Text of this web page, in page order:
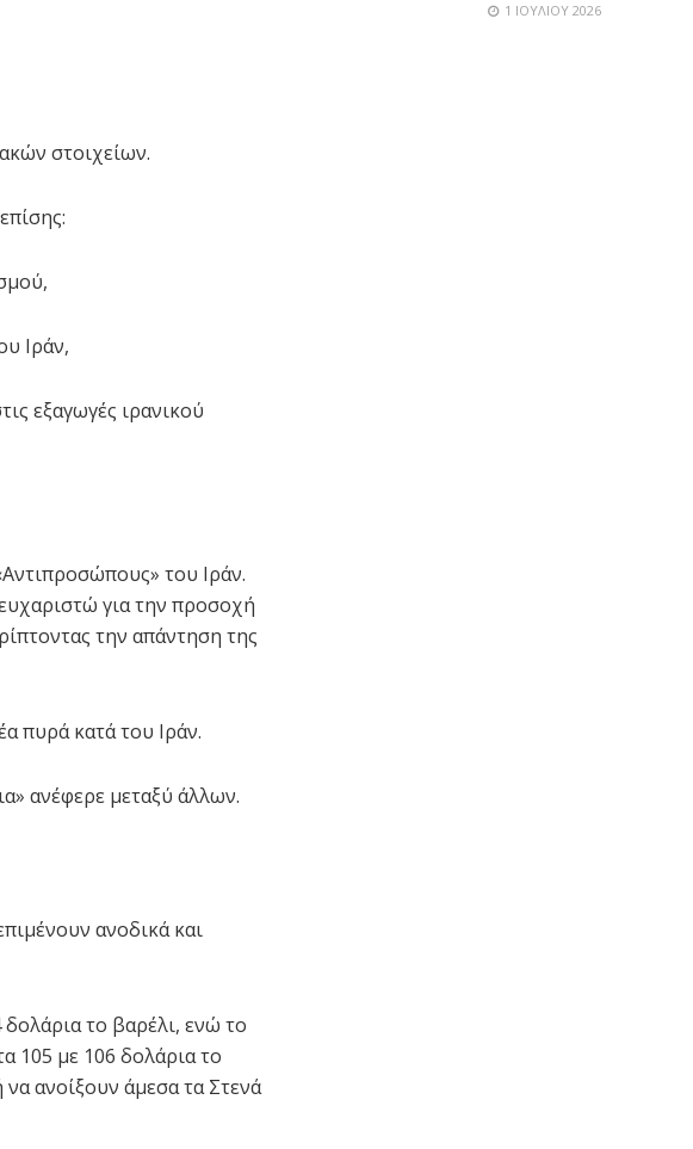
στοιχείων.
Ιράν,
εξαγωγές ιρανικού
του Ιράν.
για την προσοχή
την απάντηση της
πυρά κατά του Ιράν.
ανέφερε μεταξύ άλλων.
ανοδικά και
δολάρια το βαρέλι, ενώ το
105 με 106 δολάρια το
ανοίξουν άμεσα τα Στενά
1 ΙΟΥΛΊΟΥ 2026